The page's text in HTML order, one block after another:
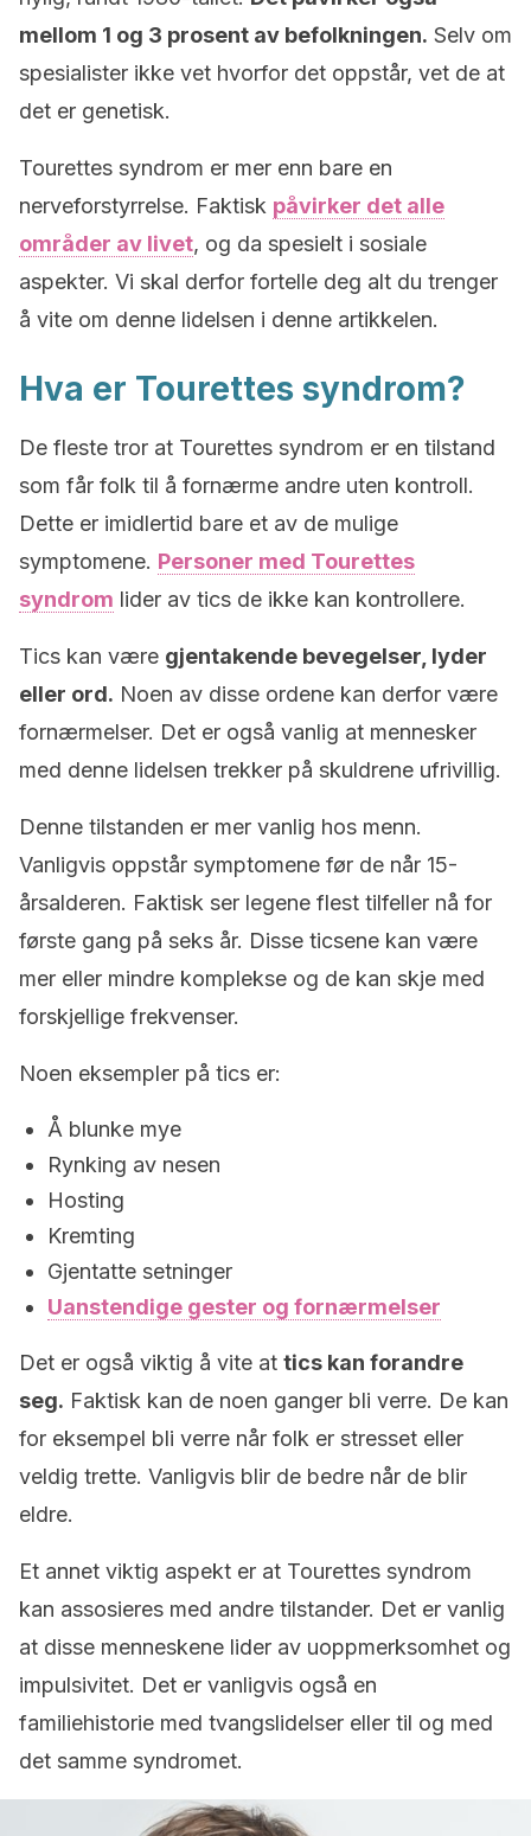
mellom 1 og 3 prosent av befolkningen. Selv om
spesialister ikke vet hvorfor det oppstår, vet de at
det er genetisk.
Tourettes syndrom er mer enn bare en
nerveforstyrrelse. Faktisk påvirker det alle
områder av livet, og da spesielt i sosiale
aspekter. Vi skal derfor fortelle deg alt du trenger
å vite om denne lidelsen i denne artikkelen.
Hva er Tourettes syndrom?
De fleste tror at Tourettes syndrom er en tilstand
som får folk til å fornærme andre uten kontroll.
Dette er imidlertid bare et av de mulige
symptomene. Personer med Tourettes
syndrom lider av tics de ikke kan kontrollere.
Tics kan være gjentakende bevegelser, lyder
eller ord. Noen av disse ordene kan derfor være
fornærmelser. Det er også vanlig at mennesker
med denne lidelsen trekker på skuldrene ufrivillig.
Denne tilstanden er mer vanlig hos menn.
Vanligvis oppstår symptomene før de når 15-
årsalderen. Faktisk ser legene flest tilfeller nå for
første gang på seks år. Disse ticsene kan være
mer eller mindre komplekse og de kan skje med
forskjellige frekvenser.
Noen eksempler på tics er:
Å blunke mye
Rynking av nesen
Hosting
Kremting
Gjentatte setninger
Uanstendige gester og fornærmelser
Det er også viktig å vite at tics kan forandre
seg. Faktisk kan de noen ganger bli verre. De kan
for eksempel bli verre når folk er stresset eller
veldig trette. Vanligvis blir de bedre når de blir
eldre.
Et annet viktig aspekt er at Tourettes syndrom
kan assosieres med andre tilstander. Det er vanlig
at disse menneskene lider av uoppmerksomhet og
impulsivitet. Det er vanligvis også en
familiehistorie med tvangslidelser eller til og med
det samme syndromet.